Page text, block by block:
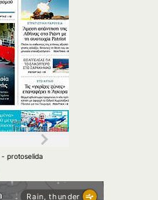
- protoselida